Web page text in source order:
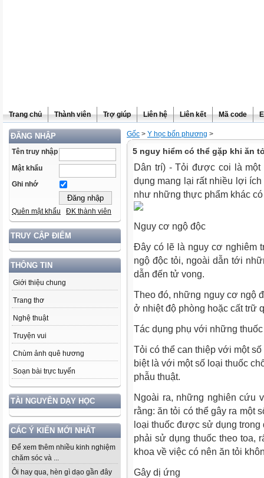
Trang chủ Thành viên Trợ giúp Liên hệ Liên kết Mã code
ĐĂNG NHẬP
Tên truy nhập
Mật khẩu
Ghi nhớ
Quên mật khẩu ĐK thành viên
TRUY CẬP ĐIỂM
THÔNG TIN
Giới thiệu chung
Trang thơ
Nghệ thuật
Truyện vui
Chùm ảnh quê hương
Soạn bài trực tuyến
TÀI NGUYÊN DẠY HỌC
CÁC Ý KIẾN MỚI NHẤT
Để xem thêm nhiều kinh nghiệm
chăm sóc và ...
Ôi hay qua, hèn gì dạo gần đây
Gốc > Y học bốn phương >
5 nguy hiểm có thể gặp khi ăn
Dân trí) - Tỏi được coi là
dụng mang lại rất nhiều lợi
như những thực phẩm khác
Nguy cơ ngộ độc
Đây có lẽ là nguy cơ nghiêm
ngộ độc tỏi, ngoài dẫn tới
dẫn đến tử vong.
Theo đó, những nguy cơ ngộ
ở nhiệt độ phòng hoặc cất trữ
Tác dụng phụ với những
Tỏi có thể can thiệp với một
biệt là với một số loại thuốc
phẫu thuật.
Ngoài ra, những nghiên cứu
rằng: ăn tỏi có thể gây ra một
loại thuốc được sử dụng
phải sử dụng thuốc theo toa,
khoa về việc có nên ăn tỏi
Gây dị ứng